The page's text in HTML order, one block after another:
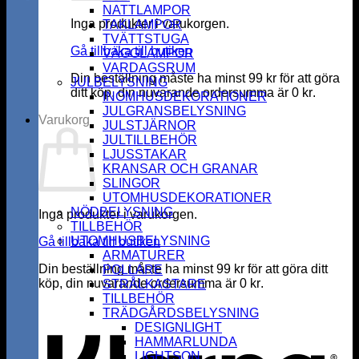
Inga produkter i varukorgen.
Gå tillbaka till butiken
Din beställning måste ha minst99 kr för att göra
ditt köp, din nuvarande ordersumma är 0 kr.
Varukorg
Inga produkter i varukorgen.
Gå tillbaka till butiken
Din beställning måste ha minst99 kr för att göra ditt
köp, din nuvarande ordersumma är 0 kr.
NATTLAMPOR
TAKLAMPOR
TVÄTTSTUGA
VÄGGLAMPOR
VARDAGSRUM
JULBELYSNING
INOMHUSDEKORATIONER
JULGRANSBELYSNING
JULSTJÄRNOR
JULTILLBEHÖR
LJUSSTAKAR
KRANSAR OCH GRANAR
SLINGOR
UTOMHUSDEKORATIONER
NÖDBELYSNING
TILLBEHÖR
UTOMHUSBELYSNING
ARMATURER
POLLARE
STRÅLKASTARE
TILLBEHÖR
TRÄDGÅRDSBELYSNING
DESIGNLIGHT
HAMMARLUNDA
LIGHTSON